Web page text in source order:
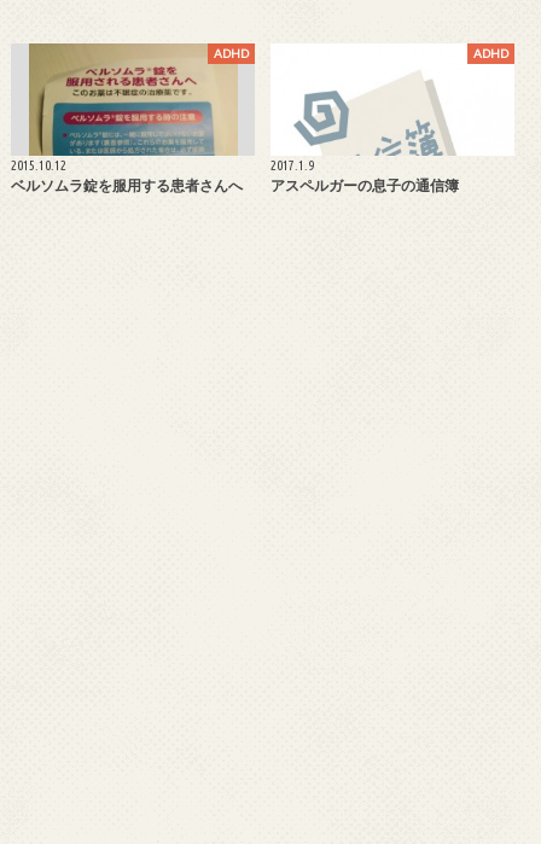
ADHD
2015.10.12
ベルソムラ錠を服用する患者さんへ
ADHD
2017.1.9
アスペルガーの息子の通信簿